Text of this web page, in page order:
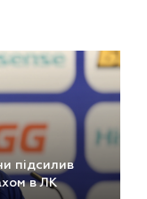
підсилив
в ЛК